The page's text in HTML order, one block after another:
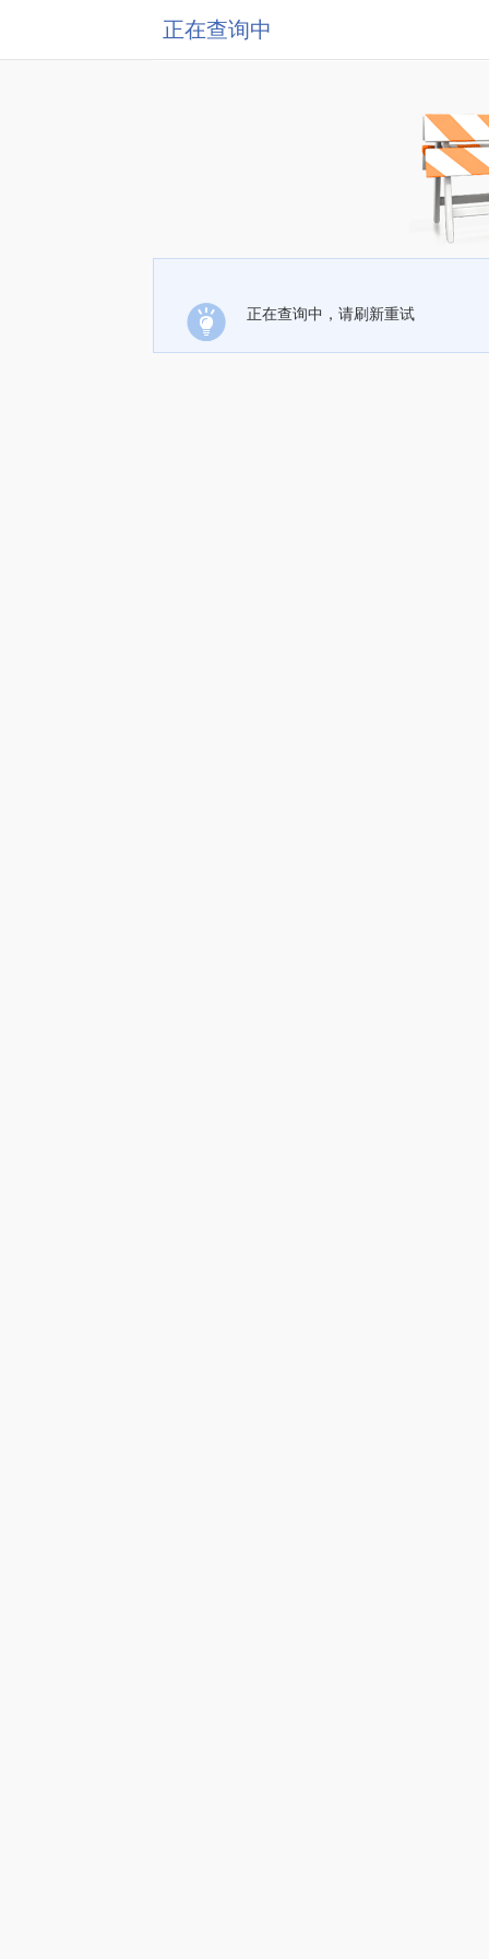
正在查询中
正在查询中，请刷新重试